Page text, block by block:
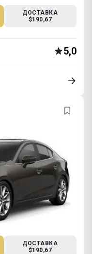
ДОСТАВКА
$190,67
5,0
ДОСТАВКА
$190,67